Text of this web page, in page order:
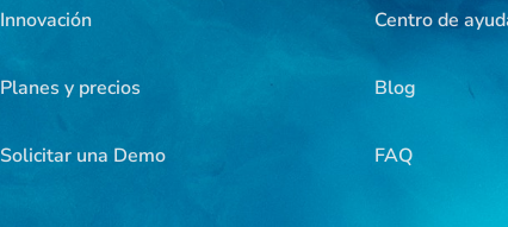
Innovación
Planes y precios
Solicitar una Demo
Centro de
Blog
FAQ